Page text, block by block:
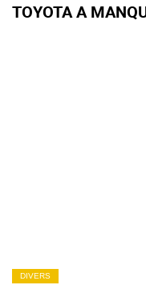
TOYOTA A
DIVERS